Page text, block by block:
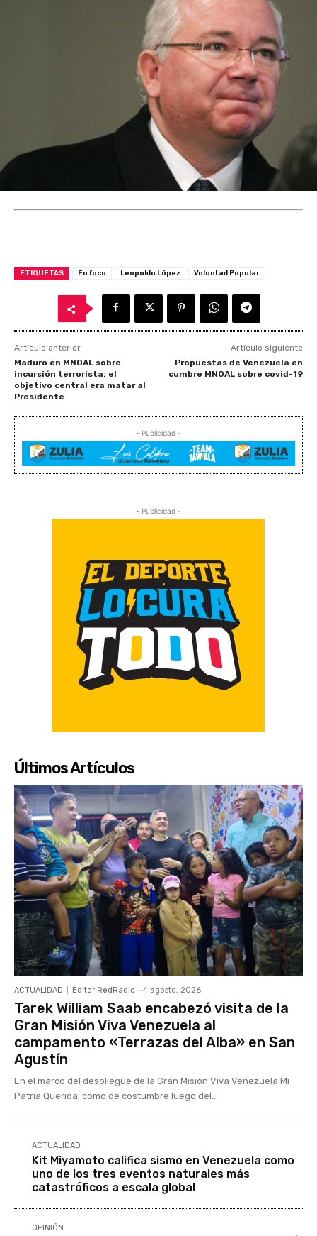
ETIQUETAS En foco Leopoldo López Voluntad Popular
Artículo anterior
Maduro en MNOAL sobre
incursión terrorista: el
objetivo central era matar al
Presidente
Artículo siguiente
Propuestas de Venezuela en
cumbre MNOAL sobre covid-19
- Publicidad -
- Publicidad -
Últimos Artículos
ACTUALIDAD Editor RedRadio - 4 agosto, 2026
Tarek William Saab encabezó visita de la
Gran Misión Viva Venezuela al
campamento «Terrazas del Alba» en San
Agustín
En el marco del despliegue de la Gran Misión Viva Venezuela Mi
Patria Querida, como de costumbre luego del...
ACTUALIDAD
Kit Miyamoto califica sismo en Venezuela como
uno de los tres eventos naturales más
catastróficos a escala global
OPINIÓN